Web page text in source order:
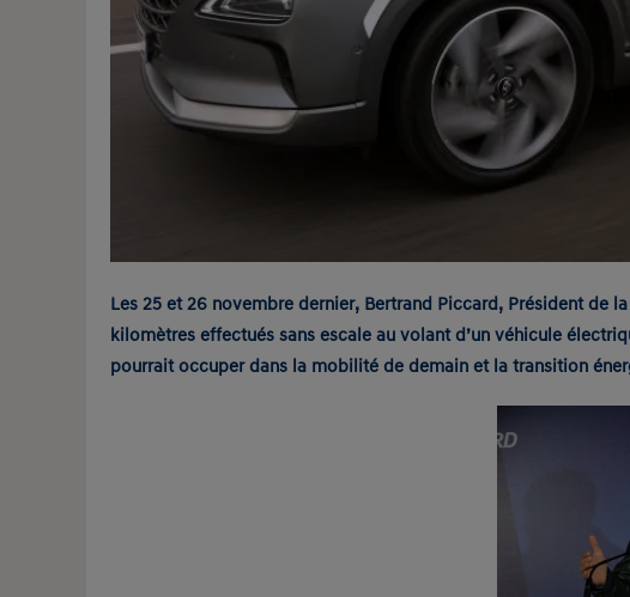
Les 25 et 26 novembre dernier, Bertrand Piccard, Président
kilomètres effectués sans escale au volant d’un véhicule
pourrait occuper dans la mobilité de demain et la transition